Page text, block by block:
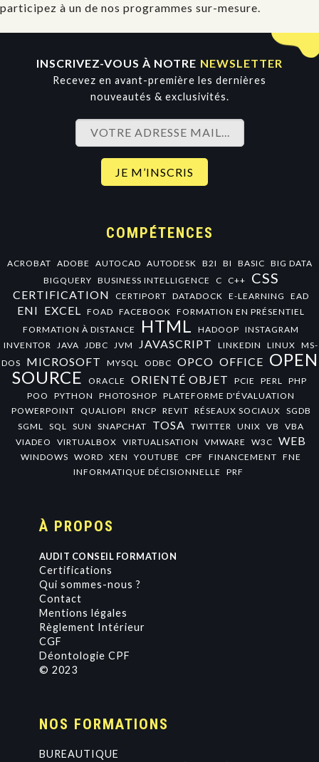
participez à un de nos programmes sur-mesure.
INSCRIVEZ-VOUS À NOTRE NEWSLETTER
Recevez en avant-première les dernières
nouveautés & exclusivités.
COMPÉTENCES
ACROBAT ADOBE AUTOCAD AUTODESK B2I BI BASIC BIG DATA
BIGQUERY BUSINESS INTELLIGENCE C C++ CSS
CERTIFICATION CERTIPORT DATADOCK E-LEARNING EAD
ENI EXCEL FOAD FACEBOOK
FORMATION EN PRÉSENTIEL
FORMATION À DISTANCE
HTML HADOOP INSTAGRAM
INVENTOR
JAVA JDBC JVM JAVASCRIPT LINKEDIN LINUX MS-
DOS
MICROSOFT MYSQL ODBC OPCO OFFICE OPEN
SOURCE
ORACLE ORIENTÉ OBJET PCIE PERL
PHP
POO
PYTHON PHOTOSHOP PLATEFORME D'ÉVALUATION
POWERPOINT
QUALIOPI RNCP REVIT RÉSEAUX SOCIAUX SGDB
SGML
SQL SUN SNAPCHAT TOSA TWITTER UNIX VB
VBA
VIADEO
VIRTUALBOX VIRTUALISATION VMWARE W3C WEB
WINDOWS WORD XEN YOUTUBE CPF FINANCEMENT FNE
INFORMATIQUE DÉCISIONNELLE
PRF
À PROPOS
AUDIT CONSEIL FORMATION
Certifications
Qui sommes-nous ?
Contact
Mentions légales
Règlement Intérieur
CGF
Déontologie CPF
© 2023
NOS FORMATIONS
BUREAUTIQUE